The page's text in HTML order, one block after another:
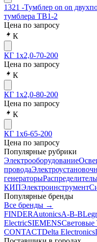
1321 -Тумблер on on
тумблера ТВ1-2
Цена по запросу
К
КГ 1х2,0-70-200
Цена по запросу
К
КГ 1х2,0-80-200
Цена по запросу
К
КГ 1х6-65-200
Цена по запросу
Популярные рубрики
Электрооборудование
провода
генераторы
КИПЭлектроинструмент
Популярные бренды
Все бренды →
FINDERAutonicsA-B-B
ElectricSIEMENSСветовые
CONTACTDelta Electronics